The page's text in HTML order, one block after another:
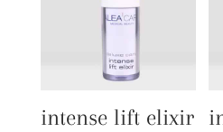
intense lift elixir